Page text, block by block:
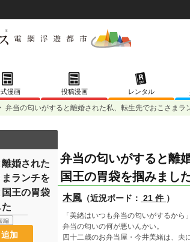
漫画 投稿漫画 レンタル
弁当の匂いがすると離婚された私、転生先でおこさま
弁当の匂いがすると離
国王の胃袋を掴みまし
木風 （近況ボード： 21 件 ）
「美緒はいつも弁当の匂いがするから」
弁当の匂いの何が悪いんかい。
四十二歳のお弁当屋・今井美緒は、夫
婚された
ランチを
王の胃袋
編
加